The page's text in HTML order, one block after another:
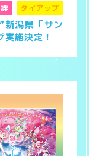
タイアップ
潟県「サン
施決定！